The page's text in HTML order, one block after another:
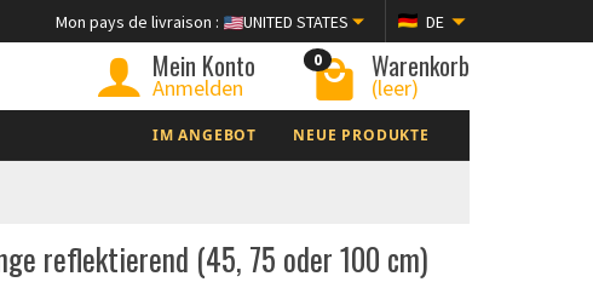
Mon pays de livraison : UNITED STATES DE
Mein Konto
Anmelden
0 Warenkorb
(leer)
IM ANGEBOT NEUE PRODUKTE
reflektierend (45, 75 oder 100 cm)